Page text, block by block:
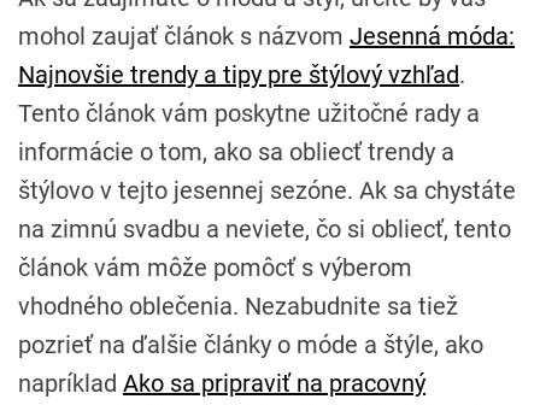
mohol zaujať článok s názvom Jesenná móda:
Najnovšie trendy a tipy pre štýlový vzhľad.
Tento článok vám poskytne užitočné rady a
informácie o tom, ako sa obliecť trendy a
štýlovo v tejto jesennej sezóne. Ak sa chystáte
na zimnú svadbu a neviete, čo si obliecť, tento
článok vám môže pomôcť s výberom
vhodného oblečenia. Nezabudnite sa tiež
pozrieť na ďalšie články o móde a štýle, ako
napríklad Ako sa pripraviť na pracovný